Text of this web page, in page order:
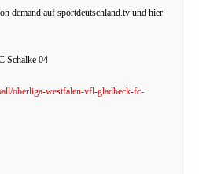
demand auf sportdeutschland.tv und hier
Schalke 04
oberliga-westfalen-vfl-gladbeck-fc-